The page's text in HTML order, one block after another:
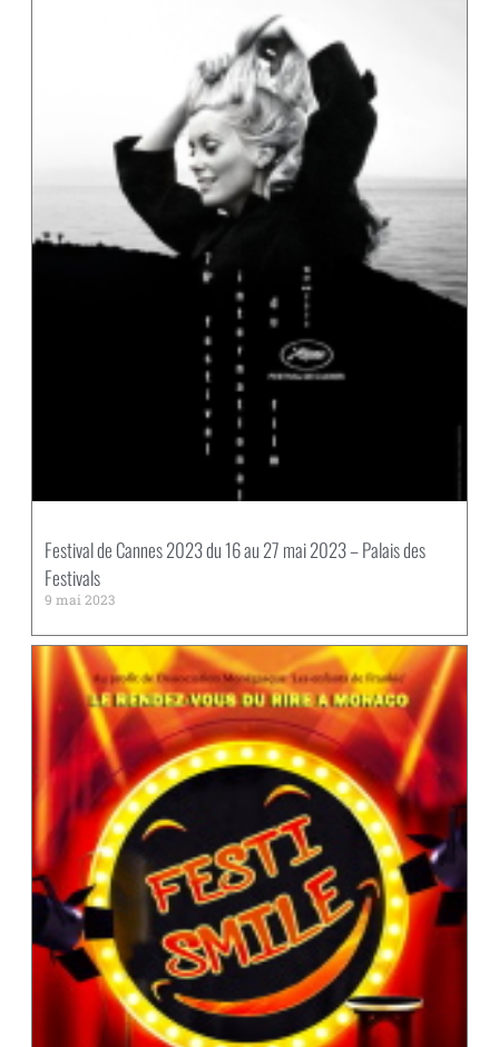
Festival de Cannes 2023 du 16 au 27 mai 2023 – Palais des
Festivals
9 mai 2023